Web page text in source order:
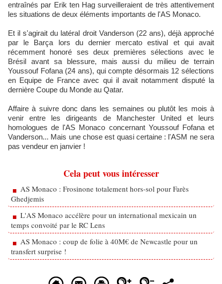
entraînés par Erik ten Hag surveilleraient de très attentivement
les situations de deux éléments importants de l'AS Monaco.
Et il s'agirait du latéral droit Vanderson (22 ans), déjà approché
par le Barça lors du dernier mercato estival et qui avait
récemment honoré ses deux premières sélections avec le
Brésil avant sa blessure, mais aussi du milieu de terrain
Youssouf Fofana (24 ans), qui compte désormais 12 sélections
en Equipe de France avec qui il avait notamment disputé la
dernière Coupe du Monde au Qatar.
Affaire à suivre donc dans les semaines ou plutôt les mois à
venir entre les dirigeants de Manchester United et leurs
homologues de l'AS Monaco concernant Youssouf Fofana et
Vanderson... Mais une chose est quasi certaine : l'ASM ne sera
pas vendeur en janvier !
Cela peut vous intéresser
AS Monaco : Frosinone totalement hors-sol pour Farès
Ghedjemis
L'AS Monaco accélère pour un international mexicain un
temps convoité par le RC Lens
AS Monaco : coup de folie à 40M€ de Newcastle pour un
transfert surprise !